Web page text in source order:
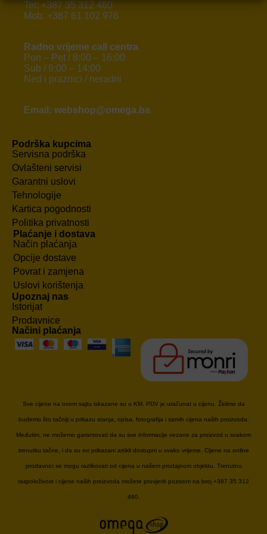
Tel: +387 35 312 460
Mob: +387 61 102 976
Radno vrijeme call centra
Pon – Pet / 8:00 – 16:00
Sub / 9:00 – 14:00
Ned i praznici / neradni
Email: webshop@omega.ba
Podrška kupcima
Servisna podrška
Ovlašteni servisi
Garantni uslovi
Tehnologije
Kartica pogodnosti
Politika privatnosti
Plaćanje i dostava
Način plaćanja
Opcije dostave
Povrat i zamjena
Uslovi korištenja
Upoznaj nas
Istorijat
Prodavnice
Načini plaćanja
Sve cijene na ovom sajtu iskazane su u KM. PDV je uračunat u cijenu. Želimo da
budemo što tačniji u prikazu stanja, opisa, fotografija i samih cijena naših proizvoda.
Međutim, ne možemo garantovati da su sve informacije vezane za proizvod u svakom
trenutku tačne, i da su svi prikazani artikli dostupni u svako vrijeme. Cijene na online
prodavnici se mogu razlikovati od cijena u našem prodajnom objektu. Trenutnu
raspoloživost i cijene naših proizvoda možete provjeriti pozivom na broj +387 35 312
460.